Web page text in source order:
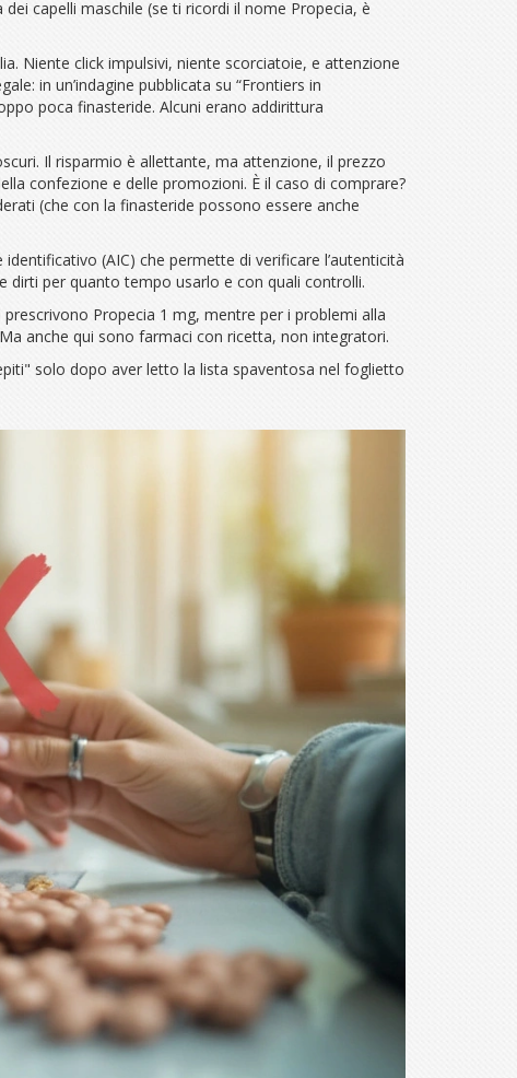
capelli maschile (se ti ricordi il nome Propecia, è
Niente click impulsivi, niente scorciatoie, e attenzione
in un’indagine pubblicata su “Frontiers in
poca finasteride. Alcuni erano addirittura
Il risparmio è allettante, ma attenzione, il prezzo
confezione e delle promozioni. È il caso di comprare?
(che con la finasteride possono essere anche
(AIC) che permette di verificare l’autenticità
dirti per quanto tempo usarlo e con quali controlli.
Propecia 1 mg, mentre per i problemi alla
anche qui sono farmaci con ricetta, non integratori.
solo dopo aver letto la lista spaventosa nel foglietto